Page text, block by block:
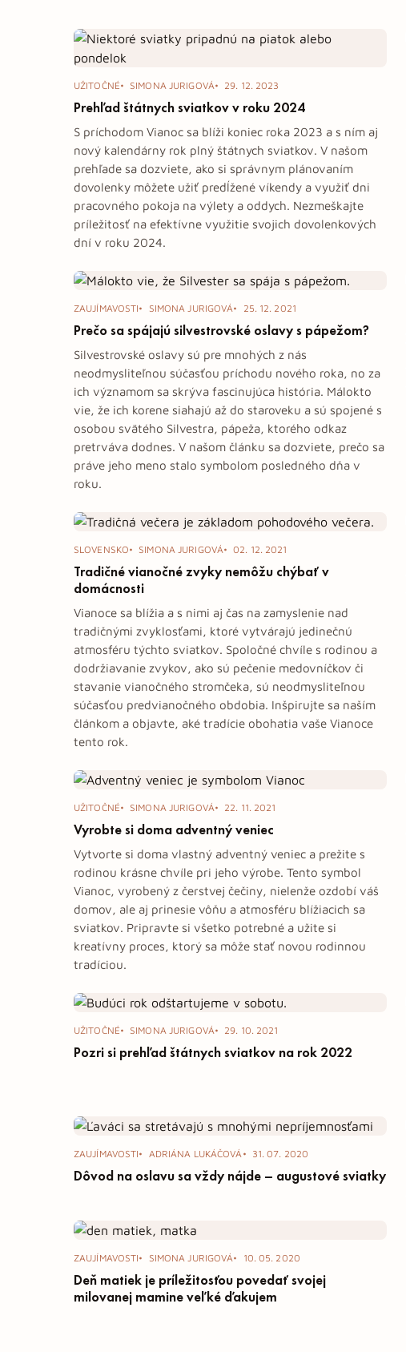
UŽITOČNÉ SIMONA JURIGOVÁ 29. 12. 2023
Prehľad štátnych sviatkov v roku 2024
S príchodom Vianoc sa blíži koniec roka 2023 a s ním aj
nový kalendárny rok plný štátnych sviatkov. V našom
prehľade sa dozviete, ako si správnym plánovaním
dovolenky môžete užiť predĺžené víkendy a využiť dni
pracovného pokoja na výlety a oddych. Nezmeškajte
príležitosť na efektívne využitie svojich dovolenkových
dní v roku 2024.
ZAUJÍMAVOSTI SIMONA JURIGOVÁ 25. 12. 2021
Prečo sa spájajú silvestrovské oslavy s pápežom?
Silvestrovské oslavy sú pre mnohých z nás
neodmysliteľnou súčasťou príchodu nového roka, no za
ich významom sa skrýva fascinujúca história. Málokto
vie, že ich korene siahajú až do staroveku a sú spojené s
osobou svätého Silvestra, pápeža, ktorého odkaz
pretrváva dodnes. V našom článku sa dozviete, prečo sa
práve jeho meno stalo symbolom posledného dňa v
roku.
SLOVENSKO SIMONA JURIGOVÁ 02. 12. 2021
Tradičné vianočné zvyky nemôžu chýbať v
domácnosti
Vianoce sa blížia a s nimi aj čas na zamyslenie nad
tradičnými zvyklosťami, ktoré vytvárajú jedinečnú
atmosféru týchto sviatkov. Spoločné chvíle s rodinou a
dodržiavanie zvykov, ako sú pečenie medovníčkov či
stavanie vianočného stromčeka, sú neodmysliteľnou
súčasťou predvianočného obdobia. Inšpirujte sa naším
článkom a objavte, aké tradície obohatia vaše Vianoce
tento rok.
UŽITOČNÉ SIMONA JURIGOVÁ 22. 11. 2021
Vyrobte si doma adventný veniec
Vytvorte si doma vlastný adventný veniec a prežite s
rodinou krásne chvíle pri jeho výrobe. Tento symbol
Vianoc, vyrobený z čerstvej čečiny, nielenže ozdobí váš
domov, ale aj prinesie vôňu a atmosféru blížiacich sa
sviatkov. Pripravte si všetko potrebné a užite si
kreatívny proces, ktorý sa môže stať novou rodinnou
tradíciou.
UŽITOČNÉ SIMONA JURIGOVÁ 29. 10. 2021
Pozri si prehľad štátnych sviatkov na rok 2022
ZAUJÍMAVOSTI ADRIÁNA LUKÁČOVÁ 31. 07. 2020
Dôvod na oslavu sa vždy nájde – augustové sviatky
ZAUJÍMAVOSTI SIMONA JURIGOVÁ 10. 05. 2020
Deň matiek je príležitosťou povedať svojej
milovanej mamine veľké ďakujem